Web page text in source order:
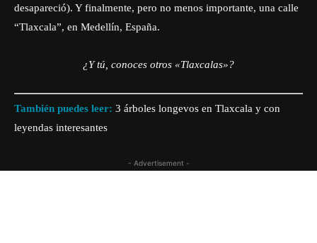
desapareció). Y finalmente, pero no menos importante, una calle
“Tlaxcala”, en Medellín, España.
¿Y tú, conoces otros «Tlaxcalas»?
También puedes leer: 3 árboles longevos en Tlaxcala y con
leyendas interesantes
- Advertisement -